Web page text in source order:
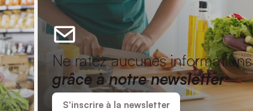
Ne ratez aucunes informations
grâce à notre newsletter
S'inscrire à la newsletter